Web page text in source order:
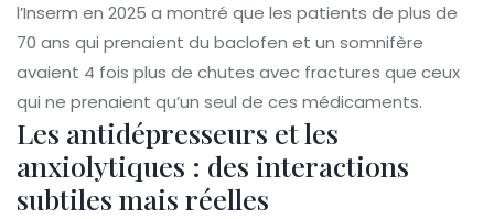
l’Inserm en 2025 a montré que les patients de plus de
70 ans qui prenaient du baclofen et un somnifère
avaient 4 fois plus de chutes avec fractures que ceux
qui ne prenaient qu’un seul de ces médicaments.
Les antidépresseurs et les
anxiolytiques : des interactions
subtiles mais réelles